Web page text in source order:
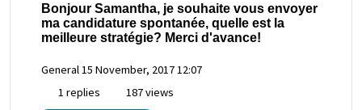
Bonjour Samantha, je souhaite vous envoyer
ma candidature spontanée, quelle est la
meilleure stratégie? Merci d'avance!
General 15 November, 2017 12:07
1 replies
187 views